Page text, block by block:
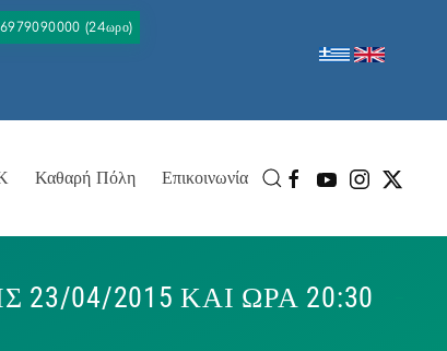
6979090000 (24ωρο)
Καθαρή Πόλη Επικοινωνία
04/2015 ΚΑΙ ΩΡΑ 20:30